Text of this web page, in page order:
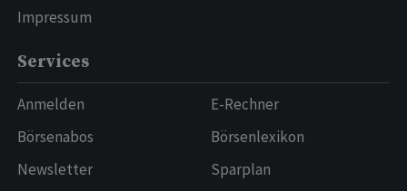
Impressum
Services
Anmelden
Börsenabos
Newsletter
E-Rechner
Börsenlexikon
Sparplan